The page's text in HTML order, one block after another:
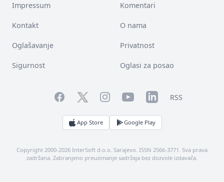
Impressum Komentari
Kontakt O nama
Oglašavanje Privatnost
Sigurnost Oglasi za posao
FacebookTwitterInstagramYouTubeLinkedInRSS
App Store Google Play
Copyright 2000-2026 InterSoft d.o.o. Sarajevo. ISSN 2566-3771. Sva prava
zadržana. Zabranjeno preuzimanje sadržaja bez dozvole izdavača.